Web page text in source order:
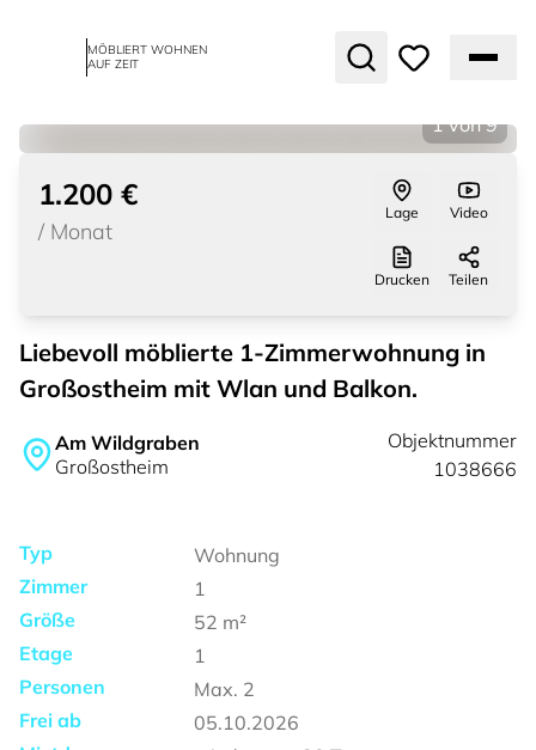
MÖBLIERT WOHNEN
AUF ZEIT
1 von 9
1.200 €
/ Monat
Lage Video
Drucken Teilen
Liebevoll möblierte 1-Zimmerwohnung in
Großostheim mit Wlan und Balkon.
Am Wildgraben
Großostheim
Objektnummer
1038666
Typ
Wohnung
Zimmer
1
Größe
52 m²
Etage
1
Personen
Max. 2
Frei ab
05.10.2026